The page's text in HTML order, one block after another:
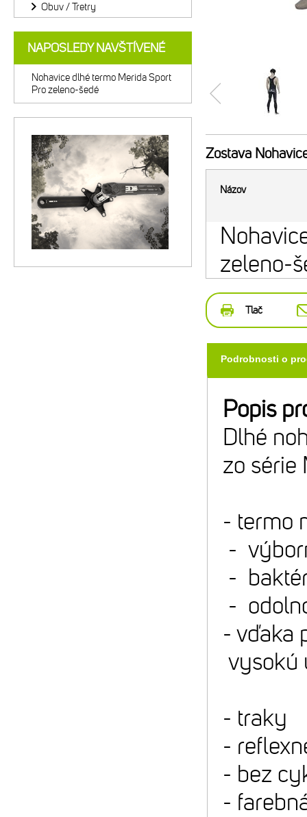
Zostava
Názov
zeleno-
Tlač
Podrobnosti o
Popis
Dlhé
zo série
- termo
-
-
-
- vďaka
vysokú
- traky
-
- bez
-
Obuv / Tretry
NAPOSLEDY NAVŠTÍVENÉ
Nohavice dlhé termo Merida Sport
Pro zeleno-šedé